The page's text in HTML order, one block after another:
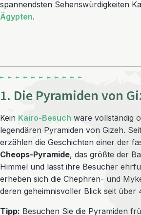
spannendsten Sehenswürdigkeiten
Ägypten.
1. Die Pyramiden von
Kein Kairo-Besuch wäre vollständig
legendären Pyramiden von Gizeh.
erzählen die Geschichten einer der
Cheops-Pyramide, das größte der
Himmel und lässt ihre Besucher
erheben sich die Chephren- und
deren geheimnisvoller Blick seit
Tipp: Besuchen Sie die Pyramiden